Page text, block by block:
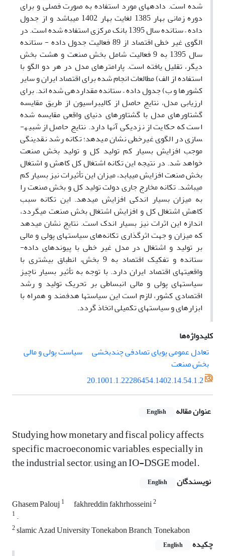
شده است. داده­های مورد استفاده به صورت فصلی و برای
دوره زمانی بهار 1385 لغایت بهار 1402 می­باشد و از جدول
داده–
ستانده سال 1395 بانک مرکزی استفاده شده است. در
الگوی غیر خطی اقتصاد از 89 فعالیت جدول داده - ستانده
سال 1395 به 9 فعالیت شامل بخش صنعت و هشت بخش
دیگر، تقلیل یافته است. پارامترهای مدل در هر دو الگو با
استفاده از الف) مطالعات انجام شده برای اقتصاد ایران و سایر
کشورها و ب) جدول داده–ستانده مقداردهی شده اند. برای
ارزیابی مدل، نتایج حاصل از کالیبراسیون از طریق مقایسه
گشتاورهای مدل با گشتاورهای دنیای واقعی مقایسه شده
است که حکایت از نزدیکی آنها دارد. نتایج حاصل از شبیه­
سازی در الگوی غیرخطی نشان می­دهد؛ تکانه رشد نقدینگی
موجب افزایش بسیار کم تولید کل و تولید بخش صنعت
خواهد شد. در نتیجه این تکانه اشتغال کل کاهش و اشتغال
بخش صنعت افزایش می­یابد، میزان این تأثیرات نیز بسیار کم
می­باشد. تکانه مخارج جاری دولت تولید کل و بخش صنعت را
به میزان بسیار اندکی افزایش می­دهد. این تکانه سبب
کاهش اشتغال کل و افزایش اشتغال بخش صنعت می­گردد،
اندازه این اثرات نیز بسیار اندک است. نتایج نشان می­دهد
که میزان و جهت اثرگذاری تکانه‌های سیاست­های پولی و مالی
بر تولید و اشتغال در مدل غیر خطی با پیوندهای داده-
ستانده و تفکیک اقتصاد به 9 بخش، انطباق بیشتری با
واقعیت­های اقتصاد ایران دارد. با توجه به تأثیر بسیار ناچیز
سیاست­های پولی و مالی انبساطی بر تحریک تولید و رشد
اقتصادی کشور، لازم است این سیاست­ها هدفمند و همراه با
ابزارهای و سیاست­های تکمیلی اتخاذ گردد.
کلیدواژه‌ها
تعادل عمومی پویای تصادفی چندبخشی
سیاست پولی و مالی
بخش صنعت
20.1001.1.22286454.1402.14.54.1.2
عنوان مقاله English
Studying how monetary and fiscal policy affects
specific macroeconomic variables, especially in
the industrial sector, using an IO-DSGE model.
نویسندگان English
Ghasem Palouj 1 fakhreddin fakhrhosseini2
1 .
2slamic Azad University Tonekabon Branch, Tonekabon
چکیده
English